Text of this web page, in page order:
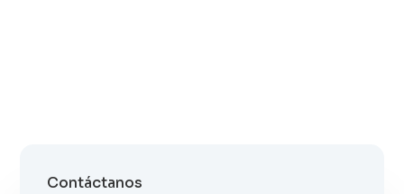
Contáctanos